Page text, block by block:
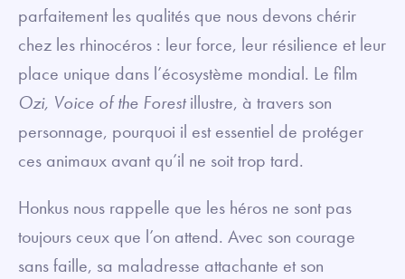
parfaitement les qualités que nous devons chérir
chez les rhinocéros : leur force, leur résilience et leur
place unique dans l’écosystème mondial. Le film
Ozi, Voice of the Forestillustre, à travers son
personnage, pourquoi il est essentiel de protéger
ces animaux avant qu’il ne soit trop tard.
Honkus nous rappelle que les héros ne sont pas
toujours ceux que l’on attend. Avec son courage
sans faille, sa maladresse attachante et son